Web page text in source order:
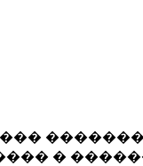
�